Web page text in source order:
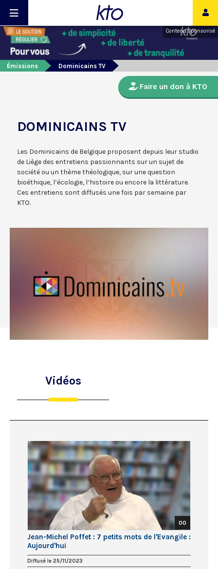
Contenu sponsorisé
Émissions Dominicains TV
Faire un don à KTO
DOMINICAINS TV
Les Dominicains de Belgique proposent depuis leur studio
de Liège des entretiens passionnants sur un sujet de
société ou un thème théologique, sur une question
bioéthique, l’écologie, l’histoire ou encore la littérature.
Ces entretiens sont diffusés une fois par semaine par
KTO.
Vidéos
00
Jean-Michel Poffet : 7 petits mots de l'Evangile :
Aujourd'hui
Diffusé le 25/11/2023